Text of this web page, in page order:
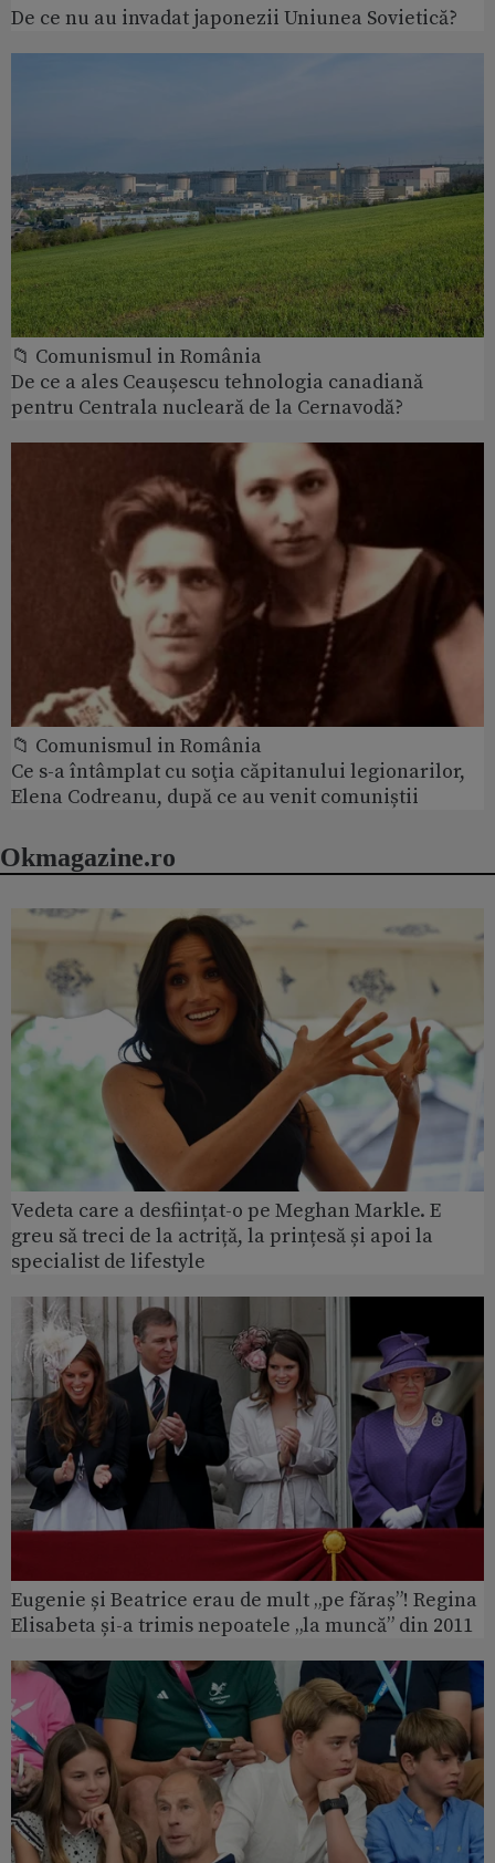
De ce nu au invadat japonezii Uniunea Sovietică?
📁 Comunismul in România
De ce a ales Ceaușescu tehnologia canadiană
pentru Centrala nucleară de la Cernavodă?
📁 Comunismul in România
Ce s-a întâmplat cu soţia căpitanului legionarilor,
Elena Codreanu, după ce au venit comuniștii
Okmagazine.ro
Vedeta care a desființat-o pe Meghan Markle. E
greu să treci de la actriță, la prințesă și apoi la
specialist de lifestyle
Eugenie și Beatrice erau de mult „pe făraș”! Regina
Elisabeta și-a trimis nepoatele „la muncă” din 2011